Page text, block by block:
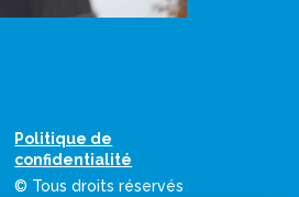
Politique de
confidentialité
© Tous droits réservés